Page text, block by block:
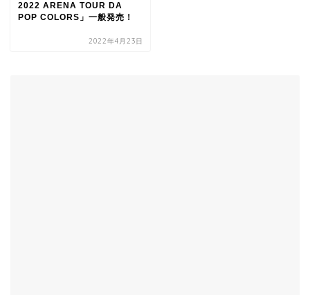
2022 ARENA TOUR DA
POP COLORS」一般発売！
2022年4月23日